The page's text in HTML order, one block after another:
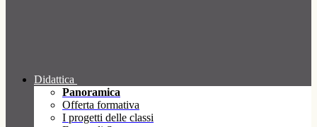
Didattica
Panoramica
Offerta formativa
I progetti delle classi